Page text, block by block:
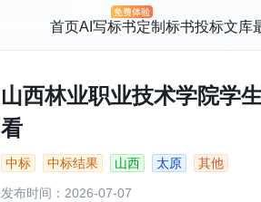
首页AI写标书定制标书投标文库
山西林业职业技术学院学
看
中标 中标结果 山西 太原 其他
发布时间：2026-07-07